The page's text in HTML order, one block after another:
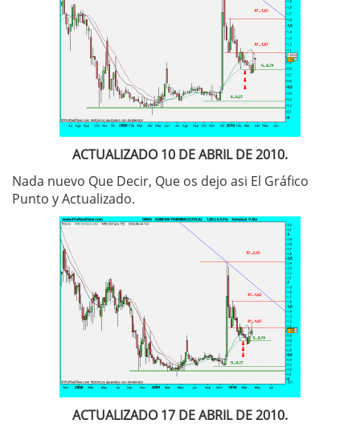
ACTUALIZADO 10 DE ABRIL DE 2010.
Nada nuevo Que Decir, Que os dejo asi El Gráfico
Punto y Actualizado.
ACTUALIZADO 17 DE ABRIL DE 2010.